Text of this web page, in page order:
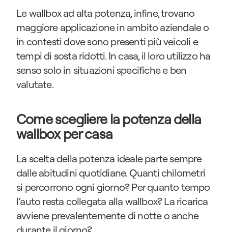
Le wallbox ad alta potenza, infine, trovano
maggiore applicazione in ambito aziendale o
in contesti dove sono presenti più veicoli e
tempi di sosta ridotti. In casa, il loro utilizzo ha
senso solo in situazioni specifiche e ben
valutate.
Come scegliere la potenza della
wallbox per casa
La scelta della potenza ideale parte sempre
dalle abitudini quotidiane. Quanti chilometri
si percorrono ogni giorno? Per quanto tempo
l’auto resta collegata alla wallbox? La ricarica
avviene prevalentemente di notte o anche